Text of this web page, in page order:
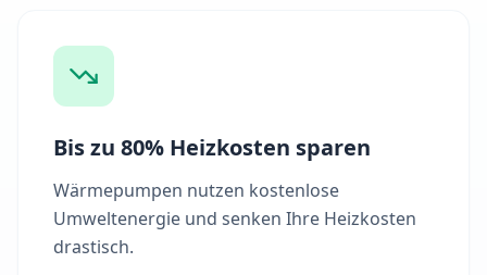
Bis zu 80% Heizkosten sparen
Wärmepumpen nutzen kostenlose
Umweltenergie und senken Ihre Heizkosten
drastisch.